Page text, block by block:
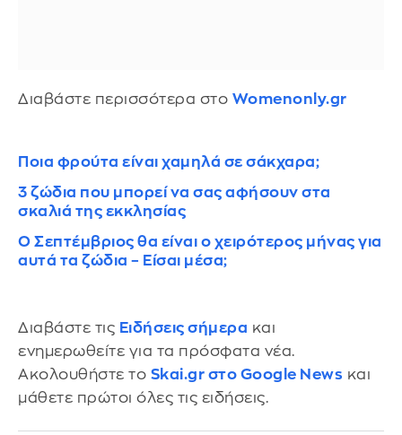
Διαβάστε περισσότερα στο Womenonly.gr
Ποια φρούτα είναι χαμηλά σε σάκχαρα;
3 ζώδια που μπορεί να σας αφήσουν στα
σκαλιά της εκκλησίας
Ο Σεπτέμβριος θα είναι ο χειρότερος μήνας για
αυτά τα ζώδια – Είσαι μέσα;
Διαβάστε τις Ειδήσεις σήμερα και
ενημερωθείτε για τα πρόσφατα νέα.
Ακολουθήστε το Skai.gr στο Google News και
μάθετε πρώτοι όλες τις ειδήσεις.